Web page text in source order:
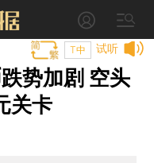
试听
T中
势加剧 空头
关卡